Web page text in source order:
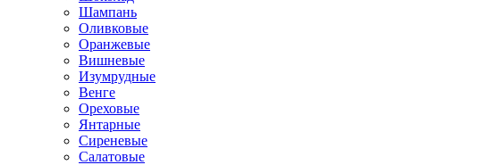
Шампань
Оливковые
Оранжевые
Вишневые
Изумрудные
Венге
Ореховые
Янтарные
Сиреневые
Салатовые